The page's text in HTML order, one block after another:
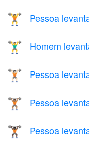
🏋️ Pessoa
🏋️‍♂️ Homem
🏋🏻 Pessoa
🏋🏽 Pessoa
🏋🏿 Pessoa